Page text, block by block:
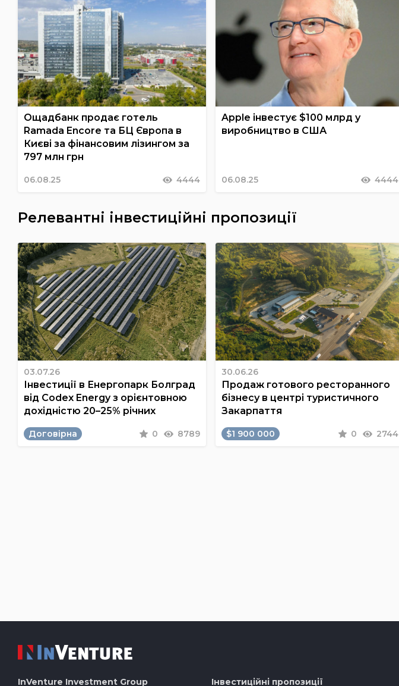
Ощадбанк продає готель
Ramada Encore та БЦ Європа в
Києві за фінансовим лізингом за
797 млн грн
06.08.25 4444
Apple інвестує $100 млрд у
виробництво в США
06.08.25 4444
Релевантні інвестиційні пропозиції
03.07.26
Інвестиції в Енергопарк Болград
від Codex Energy з орієнтовною
дохідністю 20–25% річних
Договірна 0 8789
30.06.26
Продаж готового ресторанного
бізнесу в центрі туристичного
Закарпаття
$1 900 000 0 2744
InVenture Investment Group Інвестиційні пропозиції